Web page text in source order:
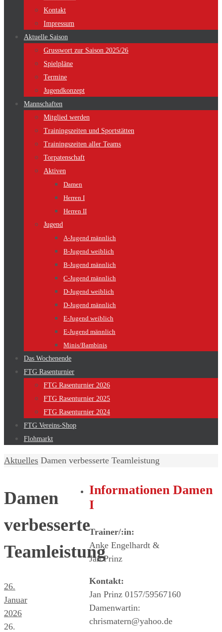
Kontakt
Impressum
Aktuelle Saison
Grusswort zur Saison 2025/26
Spielpläne
Termine
Jugendkonzept
Mannschaften
Mitglied werden
Trainingszeiten und Sportstätten
Trainingszeiten aller Teams
Torpatenschaft
Aktiven
Damen
Herren I
Herren II
Jugend
A-Jugend männlich
B-Jugend weiblich
B-Jugend männlich
C-Jugend männlich
D-Jugend weiblich
D-Jugend männlich
E-Jugend weiblich
E-Jugend männlich
Minis/Bambinis
Das Wochenende
FTG Rasenturnier
FTG Rasenturnier 2026
FTG Rasenturnier 2025
FTG Rasenturnier 2024
FTG Vereins-Shop
Flohmarkt
Home
Aktuelles Damen verbesserte Teamleistung
Damen
verbesserte
Teamleistung
26.
Januar
2026
26.
Informationen Damen
I
Trainer/:in:
Anke Engelhardt &
Jan Prinz
Kontakt:
Jan Prinz 0157/59567160
Damenwartin:
chrismatern@yahoo.de